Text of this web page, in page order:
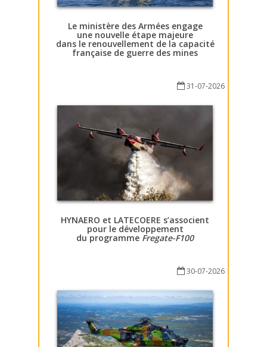
Le ministère des Armées engage
une nouvelle étape majeure
dans le renouvellement de la capacité
française de guerre des mines
31-07-2026
HYNAERO et LATECOERE s’associent
pour le développement
du programme Fregate-F100
30-07-2026